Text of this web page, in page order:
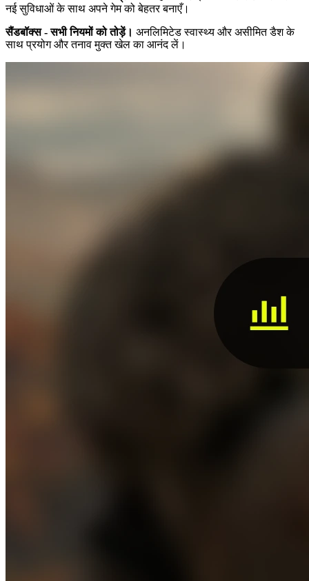
नई सुविधाओं के साथ अपने गेम को बेहतर बनाएँ।
सैंडबॉक्स - सभी नियमों को तोड़ें। अनलिमिटेड स्वास्थ्य और असीमित डैश के
साथ प्रयोग और तनाव मुक्त खेल का आनंद लें।